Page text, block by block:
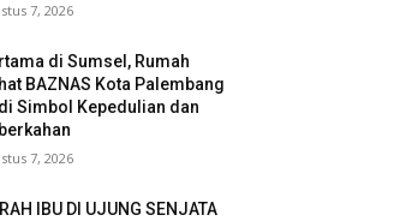
7, 2026
di Sumsel, Rumah
BAZNAS Kota Palembang
Simbol Kepedulian dan
7, 2026
IBU DI UJUNG SENJATA